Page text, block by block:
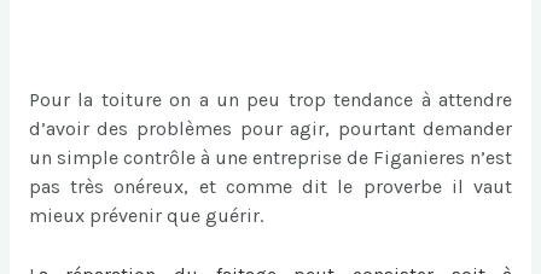
Pour la toiture on a un peu trop tendance à attendre
d’avoir des problèmes pour agir, pourtant demander
un simple contrôle à une entreprise de Figanieres n’est
pas très onéreux, et comme dit le proverbe il vaut
mieux prévenir que guérir.